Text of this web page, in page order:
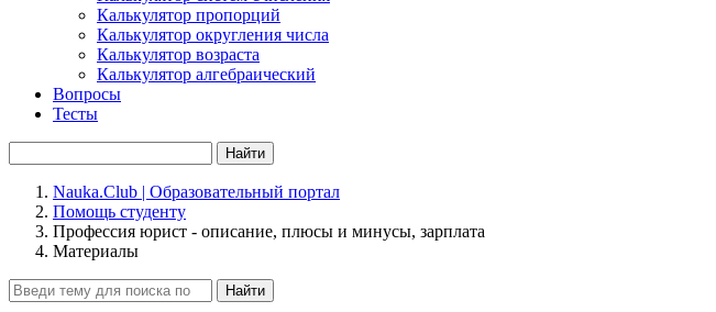
Калькулятор пропорций
Калькулятор округления числа
Калькулятор возраста
Калькулятор алгебраический
Вопросы
Тесты
Найти
Nauka.Club | Образовательный портал
Помощь студенту
Профессия юрист - описание, плюсы и минусы, зарплата
Материалы
Найти